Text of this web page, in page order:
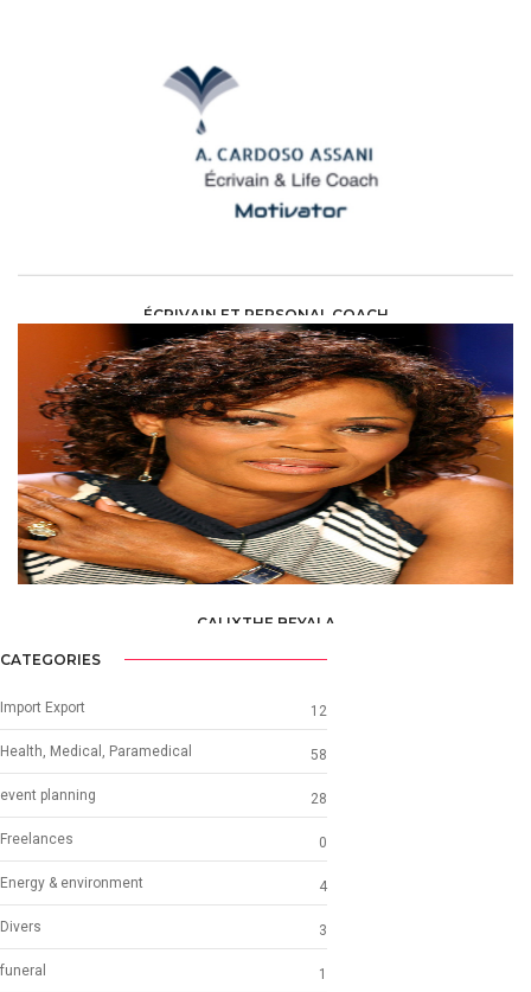
ÉCRIVAIN ET PERSONAL COACH
ART AND CULTURE /ECRIVAIN(E)
CALIXTHE BEYALA
CATEGORIES
Import Export
Health, Medical, Paramedical
event planning
Freelances
Energy & environment
Divers
funeral